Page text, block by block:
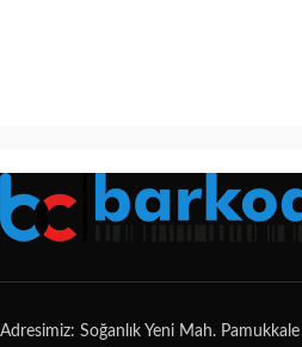
Adresimiz: Soğanlık Yeni Mah.